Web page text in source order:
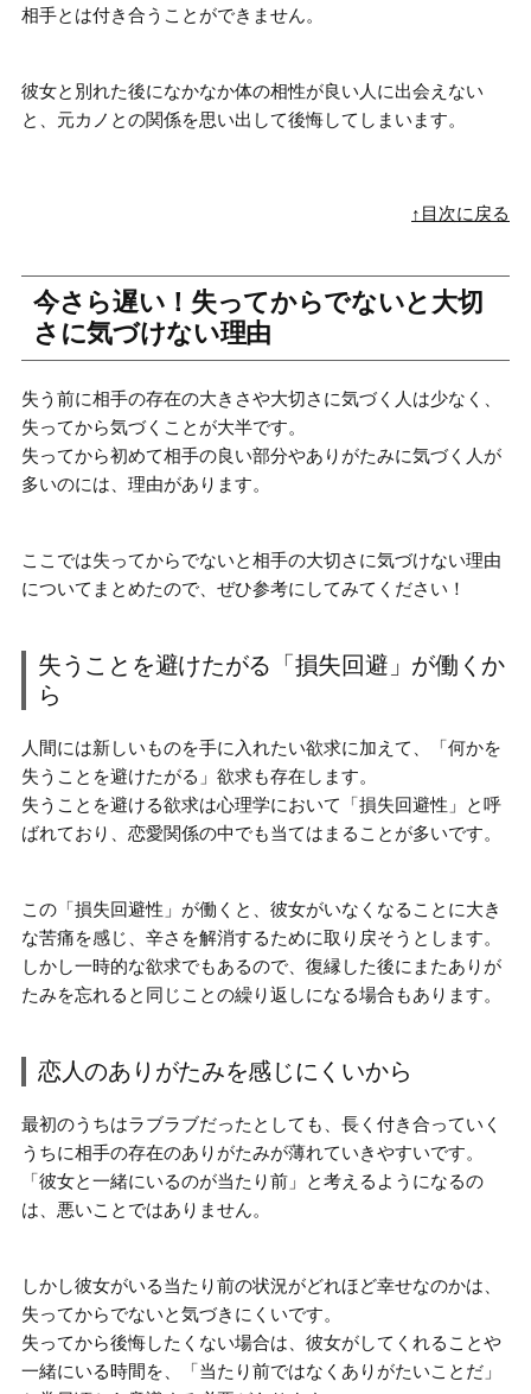
相手とは付き合うことができません。
彼女と別れた後になかなか体の相性が良い人に出会えない
と 、元カノとの関係を思い出して後悔してしまいます。
↑目次に戻る
今さら遅い！失ってからでないと大切
さに気づけない理由
失う前に相手の存在の大きさや大切さに気づく人は少なく、
失ってから気づくことが大半です。
失ってから初めて相手の良い部分やありがたみに気づく人が
多いのには、理由があります。
ここでは失ってからでないと相手の大切さに気づけない理由
についてまとめたので、ぜひ参考にしてみてください！
失うことを避けたがる「損失回避」が働くか
ら
人間には新しいものを手に入れたい欲求に加えて、「何かを
失うことを避けたがる」欲求も存在します。
失うことを避ける欲求は心理学において「損失回避性」
と呼
ばれており、恋愛関係の中でも当てはまることが多いです。
この「損失回避性」が働くと、彼女がいなくなることに大き
な苦痛を感じ、 辛さを解消するために取り戻そう とします。
しかし一時的な欲求でもあるので、復縁した後にまたありが
たみを忘れると同じことの繰り返しになる場合もあります。
恋人のありがたみを感じにくいから
最初のうちはラブラブだったとしても、 長く付き合っていく
うちに相手の存在のありがたみが薄れていきやすいです。
「彼女と一緒にいるのが当たり前」と考えるようになるの
は、悪いことではありません。
しかし彼女がいる当たり前の状況がどれほど幸せなのかは、
失ってからでないと気づきにくいです。
失ってから後悔したくない場合は、彼女がしてくれることや
一緒にいる時間を、「当たり前ではなくありがたいことだ」